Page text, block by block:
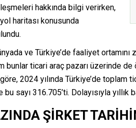
hakkında bilgi verirken,
haritası konusunda
ve Türkiye’de faaliyet ortamını
bunlar ticari araç pazarı üzerinde
2024 yılında Türkiye’de toplam
sayı 316.705’ti. Dolayısıyla
ŞİRKET